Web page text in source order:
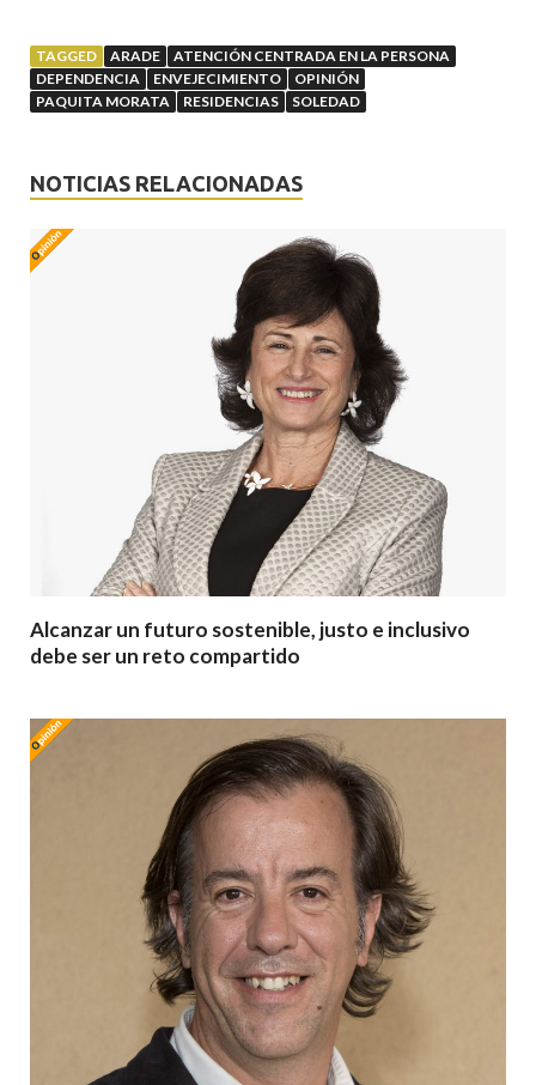
TAGGED ARADE
ATENCIÓN CENTRADA EN LA PERSONA
DEPENDENCIA
ENVEJECIMIENTO
OPINIÓN
PAQUITA MORATA
RESIDENCIAS SOLEDAD
NOTICIAS RELACIONADAS
Alcanzar un futuro sostenible, justo e inclusivo
debe ser un reto compartido